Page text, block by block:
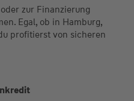
zur Finanzierung
Egal, ob in Hamburg,
profitierst von sicheren